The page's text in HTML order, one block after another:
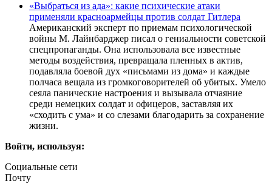
«Выбраться из ада»: какие психические атаки
применяли красноармейцы против солдат Гитлера
Американский эксперт по приемам психологической
войны М. Лайнбарджер писал о гениальности советской
спецпропаганды. Она использовала все известные
методы воздействия, превращала пленных в актив,
подавляла боевой дух «письмами из дома» и каждые
полчаса вещала из громкоговорителей об убитых. Умело
сеяла панические настроения и вызывала отчаяние
среди немецких солдат и офицеров, заставляя их
«сходить с ума» и со слезами благодарить за сохранение
жизни.
Войти, используя:
Социальные сети
Почту